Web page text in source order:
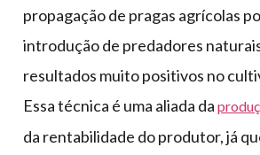
propagação de pragas agrícolas
introdução de predadores
resultados muito positivos no
Essa técnica é uma aliada da
da rentabilidade do produtor, já